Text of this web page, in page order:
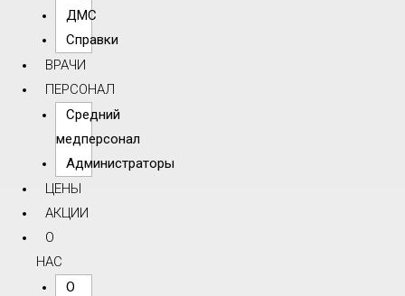
ДМС
Справки
ВРАЧИ
ПЕРСОНАЛ
Средний
медперсонал
Администраторы
ЦЕНЫ
АКЦИИ
О
НАС
О